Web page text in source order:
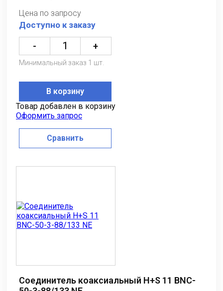
Цена по запросу
Доступно к заказу
- +
Минимальный заказ 1 шт.
В корзину
Товар добавлен в корзину
Оформить запрос
Сравнить
Соединитель коаксиальный H+S 11 BNC-